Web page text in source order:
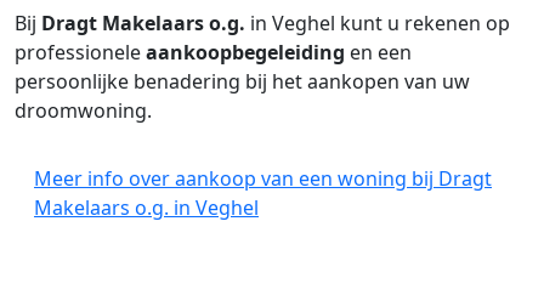
Bij Dragt Makelaars o.g. in Veghel kunt u rekenen op
professioneleaankoopbegeleiding en een
persoonlijke benadering bij het aankopen van uw
droomwoning.
Meer info over aankoop van een woning bij Dragt
Makelaars o.g. in Veghel